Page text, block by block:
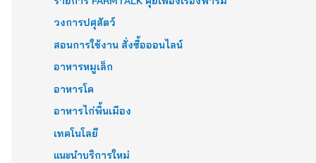
วงการปศุสัตว์
สอนการใช้งาน สั่งซื้อออนไลน์
อาหารหมูเล็ก
อาหารโค
อาหารไก่พื้นเมือง
เทคโนโลยี
แนะนำบริการใหม่